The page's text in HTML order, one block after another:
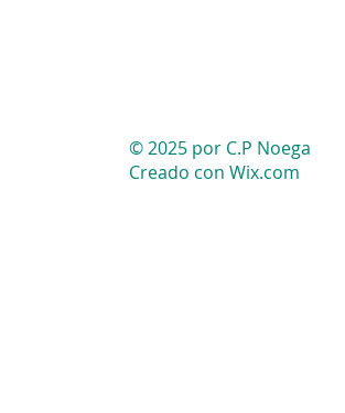
© 2025 por C.P Noega
Creado con Wix.com